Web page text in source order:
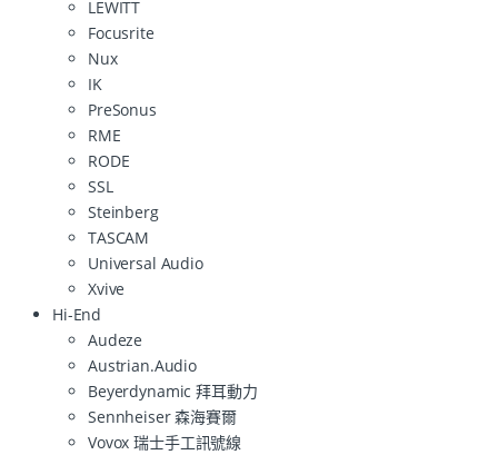
LEWITT
Focusrite
Nux
IK
PreSonus
RME
RODE
SSL
Steinberg
TASCAM
Universal Audio
Xvive
Hi-End
Audeze
Austrian.Audio
Beyerdynamic 拜耳動力
Sennheiser 森海賽爾
Vovox 瑞士手工訊號線